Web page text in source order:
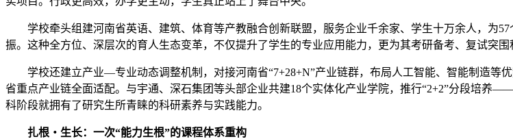
学校牵头组建河南省英语、建筑、体育等产教融合创新联盟，服务企业千余家、学生十万余人，为
振。这种全方位、深层次的育人生态变革，不仅提升了学生的专业应用能力，更为其考研备考、复试突围
学校还建立产业—专业动态调整机制，对接河南省“7+28+N”产业链群，布局人工智能、智能制造等
省重点产业链全面适配。与宇通、深石集团等头部企业共建18个实体化产业学院，推行“2+2”分段培养
科阶段就拥有了研究生所青睐的科研素养与实践能力。
扎根・生长：一次“能力生根”的课程体系重构